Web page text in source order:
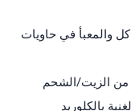
من الزيت/الشحم
بالكلوريد